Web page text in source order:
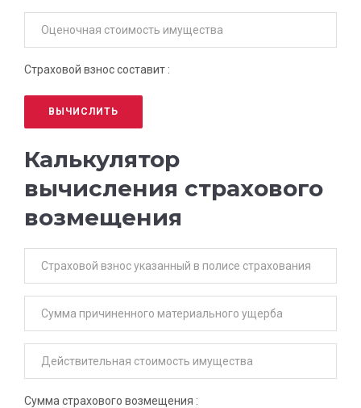
Страховой взнос составит :
ВЫЧИСЛИТЬ
Калькулятор
вычисления страхового
возмещения
Сумма страхового возмещения :